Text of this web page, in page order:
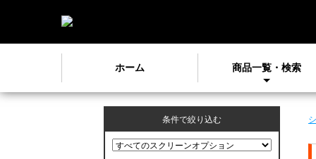
ホーム 商品一覧・検索
条件で絞り込む